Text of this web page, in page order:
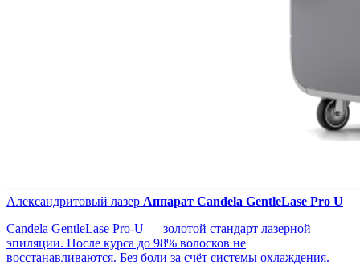
Александритовый лазер Аппарат Candela GentleLase Pro U
Candela GentleLase Pro-U — золотой стандарт лазерной
эпиляции. После курса до 98% волосков не
восстанавливаются. Без боли за счёт системы охлаждения.